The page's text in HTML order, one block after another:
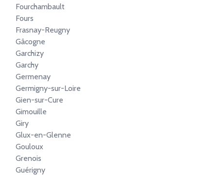
Fourchambault
Fours
Frasnay-Reugny
Gâcogne
Garchizy
Garchy
Germenay
Germigny-sur-Loire
Gien-sur-Cure
Gimouille
Giry
Glux-en-Glenne
Gouloux
Grenois
Guérigny